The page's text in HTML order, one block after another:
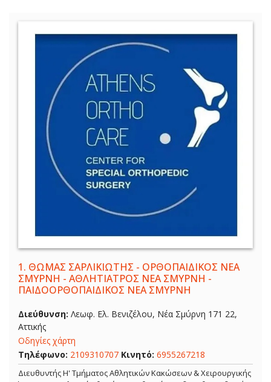
1. ΘΩΜΑΣ ΣΑΡΛΙΚΙΩΤΗΣ - ΟΡΘΟΠΑΙΔΙΚΟΣ ΝΕΑ
ΣΜΥΡΝΗ - ΑΘΛΗΤΙΑΤΡΟΣ ΝΕΑ ΣΜΥΡΝΗ -
ΠΑΙΔΟΟΡΘΟΠΑΙΔΙΚΟΣ ΝΕΑ ΣΜΥΡΝΗ
Διεύθυνση: Λεωφ. Ελ. Βενιζέλου, Νέα Σμύρνη 171 22,
Αττικής
Οδηγίες χάρτη
Τηλέφωνο: 2109310707 Κινητό: 6955267218
Διευθυντής Η' Τμήματος Αθλητικών Κακώσεων & Χειρουργικής